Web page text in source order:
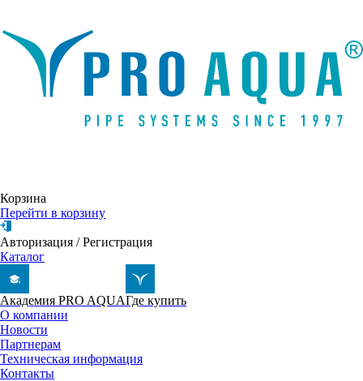
Корзина
Перейти в корзину
Авторизация /Регистрация
Каталог
Академия PRO AQUAГде купить
О компании
Новости
Партнерам
Техническая информация
Контакты